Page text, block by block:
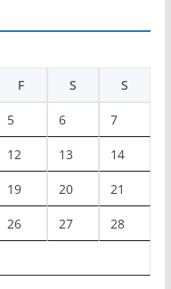
F S S
5 6 7
12 13 14
19 20 21
26 27 28